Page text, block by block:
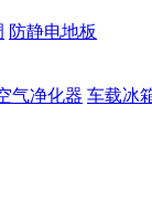
防静电地板
气净化器 车载冰